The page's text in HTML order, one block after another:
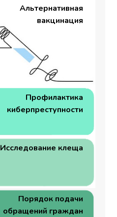
Альтернативная
вакцинация
Профилактика
киберпреступности
Исследование клеща
Порядок подачи
обращений граждан